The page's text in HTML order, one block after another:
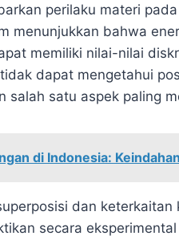
perilaku materi
menunjukkan bahwa
memiliki nilai-nilai
dapat mengetahui
salah satu aspek paling
di Indonesia:
dan
secara